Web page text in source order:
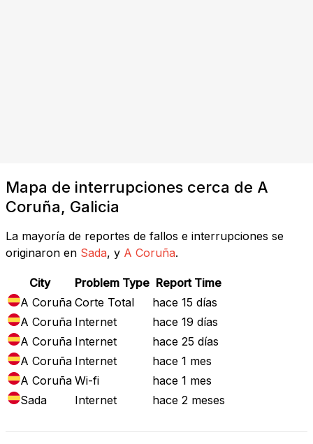
Mapa de interrupciones cerca de A
Coruña, Galicia
La mayoría de reportes de fallos e interrupciones se
originaron en Sada, y A Coruña.
City Problem Type Report Time
A Coruña Corte Total
hace 15 días
A Coruña Internet
hace 19 días
A Coruña Internet
hace 25 días
A Coruña Internet
hace 1 mes
A Coruña Wi-fi
hace 1 mes
Sada
Internet hace 2 meses